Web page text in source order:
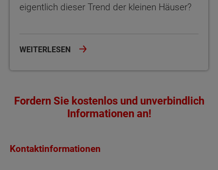
eigentlich dieser Trend der kleinen Häuser?
WEITERLESEN
Fordern Sie kostenlos und unverbindlich
Informationen an!
Kontaktinformationen